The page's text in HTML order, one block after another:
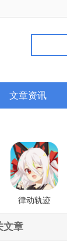
文章资讯
律动轨迹
文章